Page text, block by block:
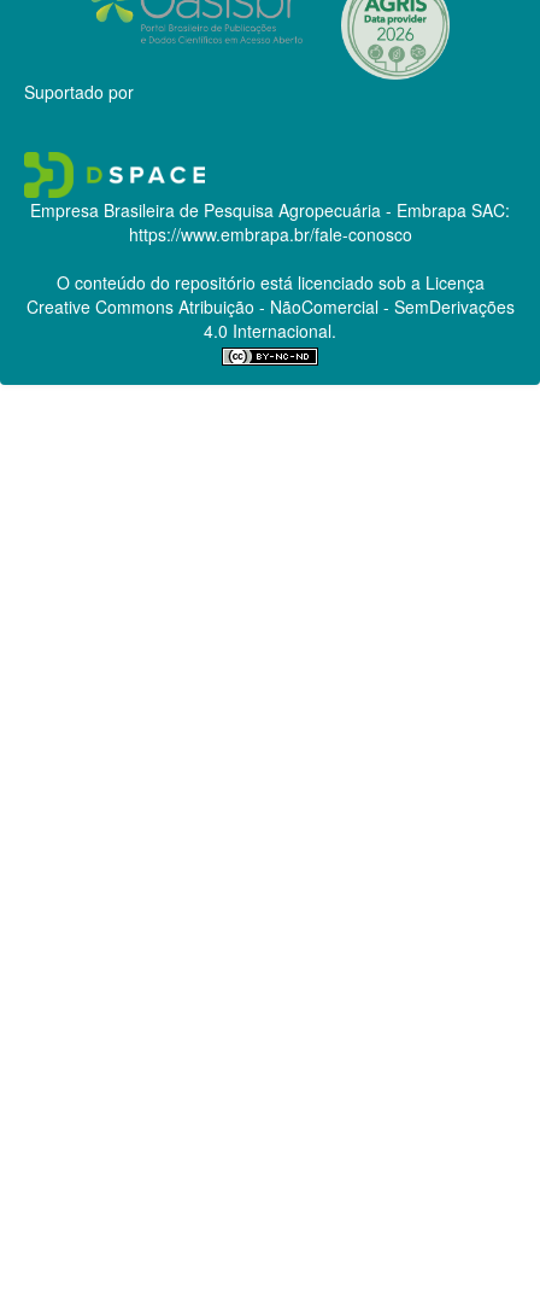
Suportado por
Empresa Brasileira de Pesquisa Agropecuária - Embrapa SAC:
https://www.embrapa.br/fale-conosco
O conteúdo do repositório está licenciado sob a Licença
Creative CommonsAtribuição - NãoComercial - SemDerivações
4.0 Internacional.